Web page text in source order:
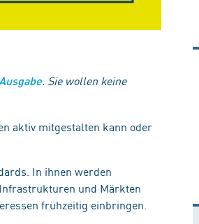
. Sie wollen keine
aktiv mitgestalten kann oder
In ihnen werden
und Märkten
frühzeitig einbringen.